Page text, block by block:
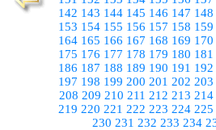
142 143 144 145 146 147 148
153 154 155 156 157 158 159
164 165 166 167 168 169 170
175 176 177 178 179 180 181
186 187 188 189 190 191 192
197 198 199 200 201 202 203
208 209 210 211 212 213 214
219 220 221 222 223 224 225
230 231 232 233 234